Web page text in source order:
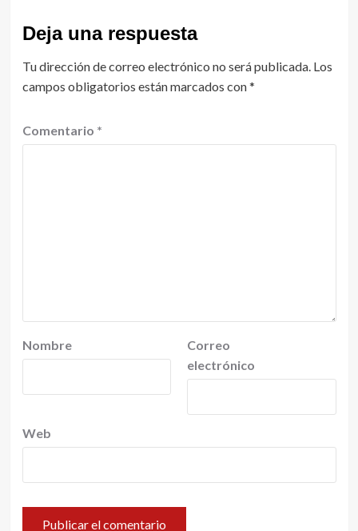
Deja una respuesta
Tu dirección de correo electrónico no será publicada. Los
campos obligatorios están marcados con*
Comentario *
Nombre
Correo
electrónico
Web